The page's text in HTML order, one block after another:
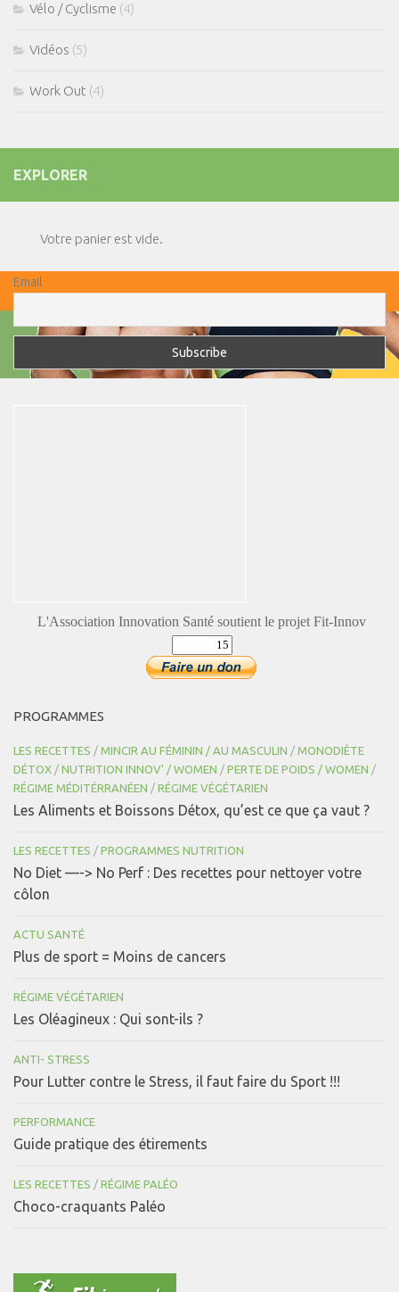
Vélo / Cyclisme (4)
Vidéos (5)
Work Out (4)
EXPLORER
Votre panier est vide.
Email
L'Association Innovation Santé soutient le projet Fit-Innov
PROGRAMMES
LES RECETTES / MINCIR AU FÉMININ / AU MASCULIN / MONODIÈTE
DÉTOX / NUTRITION INNOV' / WOMEN / PERTE DE POIDS / WOMEN /
RÉGIME MÉDITÉRRANÉEN / RÉGIME VÉGÉTARIEN
Les Aliments et Boissons Détox, qu’est ce que ça vaut ?
LES RECETTES / PROGRAMMES NUTRITION
No Diet —-> No Perf : Des recettes pour nettoyer votre
côlon
ACTU SANTÉ
Plus de sport = Moins de cancers
RÉGIME VÉGÉTARIEN
Les Oléagineux : Qui sont-ils ?
ANTI- STRESS
Pour Lutter contre le Stress, il faut faire du Sport !!!
PERFORMANCE
Guide pratique des étirements
LES RECETTES / RÉGIME PALÉO
Choco-craquants Paléo